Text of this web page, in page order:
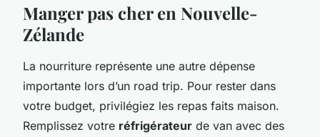
Manger pas cher en Nouvelle-
Zélande
La nourriture représente une autre dépense
importante lors d’un road trip. Pour rester dans
votre budget, privilégiez les repas faits maison.
Remplissez votre réfrigérateur de van avec des